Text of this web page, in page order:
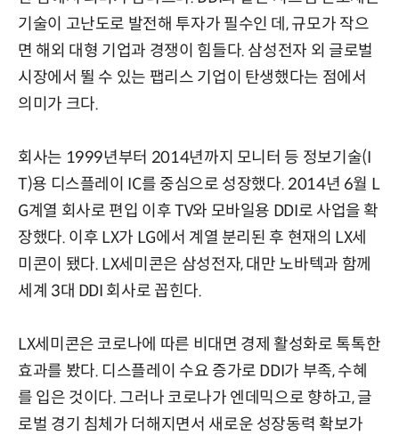
기술이 고난도로 발전해 투자가 필수인 데, 규모가 작으
면 해외 대형 기업과 경쟁이 힘들다. 삼성전자 외 글로벌
시장에서 뛸 수 있는 팹리스 기업이 탄생했다는 점에서
의미가 크다.
회사는 1999년부터 2014년까지 모니터 등 정보기술(I
T)용 디스플레이 IC를 중심으로 성장했다. 2014년 6월 L
G계열 회사로 편입 이후 TV와 모바일용 DDI로 사업을 확
장했다. 이후 LX가 LG에서 계열 분리된 후 현재의 LX세
미콘이 됐다. LX세미콘은 삼성전자, 대만 노바텍과 함께
세계 3대 DDI 회사로 꼽힌다.
LX세미콘은 코로나에 따른 비대면 경제 활성화로 톡톡한
효과를 봤다. 디스플레이 수요 증가로 DDI가 부족, 수혜
를 입은 것이다. 그러나 코로나가 엔데믹으로 향하고, 글
로벌 경기 침체가 더해지면서 새로운 성장동력 확보가